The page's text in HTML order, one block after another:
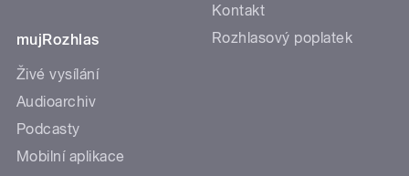
mujRozhlas
Živé vysílání
Audioarchiv
Podcasty
Mobilní aplikace
Kontakt
Rozhlasový poplatek